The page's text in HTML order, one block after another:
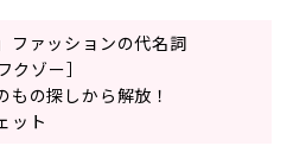
ファッションの代名詞
クゾー］
もの探しから解放！
ット